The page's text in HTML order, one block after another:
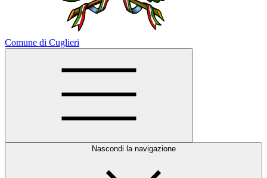
Comune di Cuglieri
Nascondi la navigazione